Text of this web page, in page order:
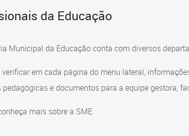
da Educação
Municipal da Educação conta com diversos
verificar em cada página do menu lateral,
e documentos para a equipe gestora,
mais sobre a SME.